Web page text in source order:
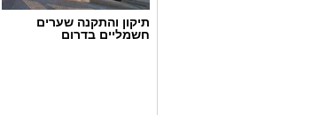
תיקון והתקנה שערים
חשמליים בדרום